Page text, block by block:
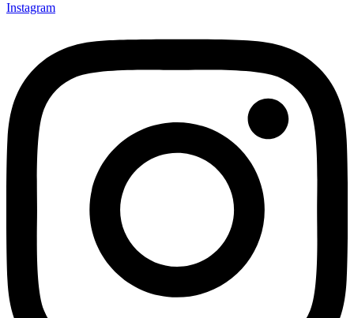
Instagram